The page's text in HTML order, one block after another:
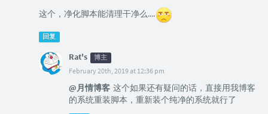
这个，净化脚本能清理干净么....
回复
Rat's 博主
February 20th, 2019 at 12:36 pm
@月情博客 这个如果还有疑问的话，直接用我博客
的系统重装脚本，重新装个纯净的系统就行了